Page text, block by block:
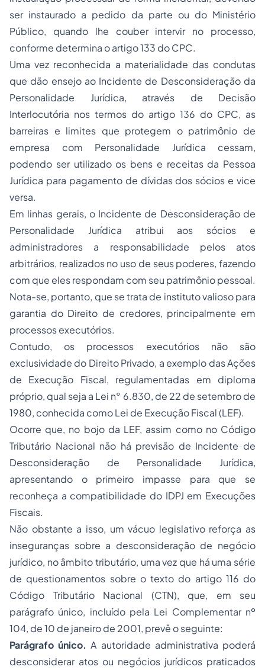
ser instaurado a pedido da parte ou do Ministério
Público, quando lhe couber intervir no processo,
conforme determina o artigo 133 do CPC.
Uma vez reconhecida a materialidade das condutas
que dão ensejo ao Incidente de Desconsideração da
Personalidade Jurídica, através de Decisão
Interlocutória nos termos do artigo 136 do CPC, as
barreiras e limites que protegem o patrimônio de
empresa com Personalidade Jurídica cessam,
podendo ser utilizado os bens e receitas da Pessoa
Jurídica para pagamento de dívidas dos sócios e vice
versa.
Em linhas gerais, o Incidente de Desconsideração de
Personalidade Jurídica atribui aos sócios e
administradores a responsabilidade pelos atos
arbitrários, realizados no uso de seus poderes, fazendo
com que eles respondam com seu patrimônio pessoal.
Nota-se, portanto, que se trata de instituto valioso para
garantia do Direito de credores, principalmente em
processos executórios.
Contudo, os processos executórios não são
exclusividade do Direito Privado, a exemplo das Ações
de Execução Fiscal, regulamentadas em diploma
próprio, qual seja a Lei n° 6.830, de 22 de setembro de
1980, conhecida como Lei de Execução Fiscal (LEF).
Ocorre que, no bojo da LEF, assim como no Código
Tributário Nacional não há previsão de Incidente de
Desconsideração de Personalidade Jurídica,
apresentando o primeiro impasse para que se
reconheça a compatibilidade do IDPJ em Execuções
Fiscais.
Não obstante a isso, um vácuo legislativo reforça as
inseguranças sobre a desconsideração de negócio
jurídico, no âmbito tributário, uma vez que há uma série
de questionamentos sobre o texto do artigo 116 do
Código Tributário Nacional (CTN), que, em seu
parágrafo único, incluído pela Lei Complementar nº
104, de 10 de janeiro de 2001, prevê o seguinte:
Parágrafo único. A autoridade administrativa poderá
desconsiderar atos ou negócios jurídicos praticados